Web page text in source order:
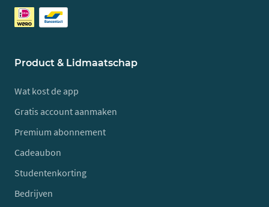
Product & Lidmaatschap
Wat kost de app
Gratis account aanmaken
Premium abonnement
Cadeaubon
Studentenkorting
Bedrijven